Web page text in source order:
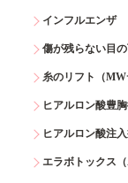
インフルエンザ
傷が残らない目
糸のリフト（MW
ヒアルロン酸豊
ヒアルロン酸注
エラボトックス